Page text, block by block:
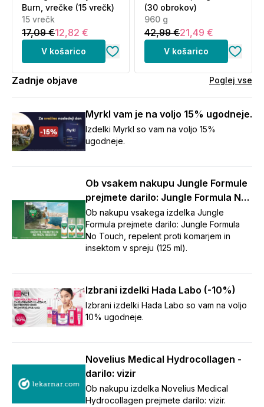
Burn, vrečke (15 vrečk)
15 vrečk
17,09 €12,82 €
V košarico
(30 obrokov)
960 g
42,99 €21,49 €
V košarico
Zadnje objave Poglej vse
Myrkl vam je na voljo 15% ugodneje.
Izdelki Myrkl so vam na voljo 15%
ugodneje.
Ob vsakem nakupu Jungle Formule
prejmete darilo: Jungle Formula No
Touch repelent (125 ml)
Ob nakupu vsakega izdelka Jungle
Formula prejmete darilo: Jungle Formula
No Touch, repelent proti komarjem in
insektom v spreju (125 ml).
Izbrani izdelki Hada Labo (-10%)
Izbrani izdelki Hada Labo so vam na voljo
10% ugodneje.
Novelius Medical Hydrocollagen -
darilo: vizir
Ob nakupu izdelka Novelius Medical
Hydrocollagen prejmete darilo: vizir.